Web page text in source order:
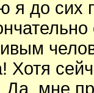
я до сих
Хотя
Да, мне